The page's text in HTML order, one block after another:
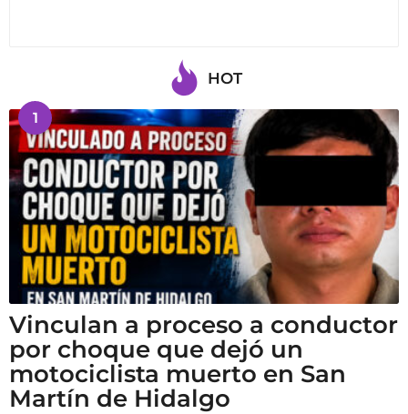
HOT
1
Vinculan a proceso a conductor
por choque que dejó un
motociclista muerto en San
Martín de Hidalgo